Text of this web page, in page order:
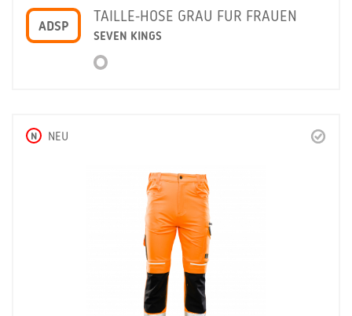
ADSP
TAILLE-HOSE GRAU FUR FRAUEN
SEVEN KINGS
N NEU